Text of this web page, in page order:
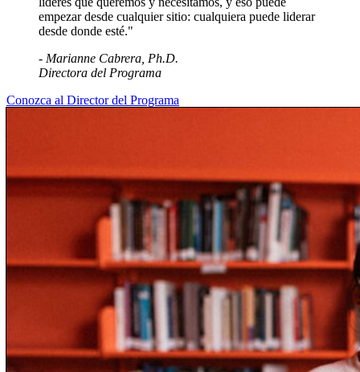
empezar desde cualquier sitio: cualquiera puede liderar
desde donde esté."
- Marianne Cabrera, Ph.D.
Directora del Programa
Conozca al Director del Programa